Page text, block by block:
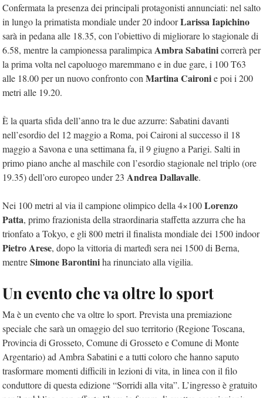
Confermata la presenza dei principali protagonisti annunciati: nel salto
in lungo la primatista mondiale under 20 indoorLarissa Iapichino
sarà in pedana alle 18.35, con l’obiettivo di migliorare lo stagionale di
6.58, mentre la campionessa paralimpica Ambra Sabatinicorrerà per
la prima volta nel capoluogo maremmano e in due gare, i 100 T63
alle 18.00 per un nuovo confronto con Martina Caironie poi i 200
metri alle 19.20.
È la quarta sfida dell’anno tra le due azzurre: Sabatini davanti
nell’esordio del 12 maggio a Roma, poi Caironi al successo il 18
maggio a Savona e una settimana fa, il 9 giugno a Parigi. Salti in
primo piano anche al maschile con l’esordio stagionale nel triplo (ore
19.35) dell’oro europeo under 23 Andrea Dallavalle.
Nei 100 metri al via il campione olimpico della 4×100Lorenzo
Patta, primo frazionista della straordinaria staffetta azzurra che ha
trionfato a Tokyo, e gli 800 metri il finalista mondiale dei 1500 indoor
Pietro Arese, dopo la vittoria di martedì sera nei 1500 di Berna,
mentreSimone Barontiniha rinunciato alla vigilia.
Un evento che va oltre lo sport
Ma è un evento che va oltre lo sport. Prevista una premiazione
speciale che sarà un omaggio del suo territorio (Regione Toscana,
Provincia di Grosseto, Comune di Grosseto e Comune di Monte
Argentario) ad Ambra Sabatini e a tutti coloro che hanno saputo
trasformare momenti difficili in lezioni di vita, in linea con il filo
conduttore di questa edizione “Sorridi alla vita”. L’ingresso è gratuito